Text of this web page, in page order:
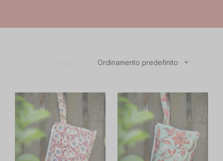
Ordinamento predefinito